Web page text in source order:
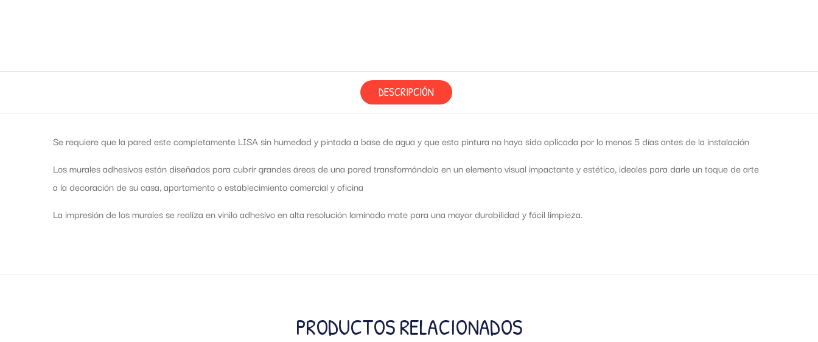
DESCRIPCIÓN
Se requiere que la pared este completamente LISA sin humedad y pintada a base de agua y que esta pintura no haya sido aplicada por lo menos 5 días antes de la instalación
Los murales adhesivos están diseñados para cubrir grandes áreas de una pared transformándola en un elemento visual impactante y estético, ideales para darle un toque de arte
a la decoración de su casa, apartamento o establecimiento comercial y oficina
La impresión de los murales se realiza en vinilo adhesivo en alta resolución laminado mate para una mayor durabilidad y fácil limpieza.
PRODUCTOS RELACIONADOS